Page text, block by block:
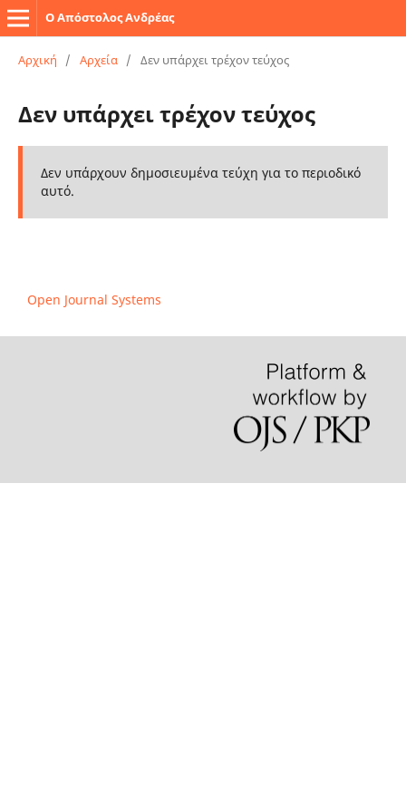
Ο Απόστολος Ανδρέας
Αρχική / Αρχεία / Δεν υπάρχει τρέχον τεύχος
Δεν υπάρχει τρέχον τεύχος
Δεν υπάρχουν δημοσιευμένα τεύχη για το περιοδικό
αυτό.
Open Journal Systems